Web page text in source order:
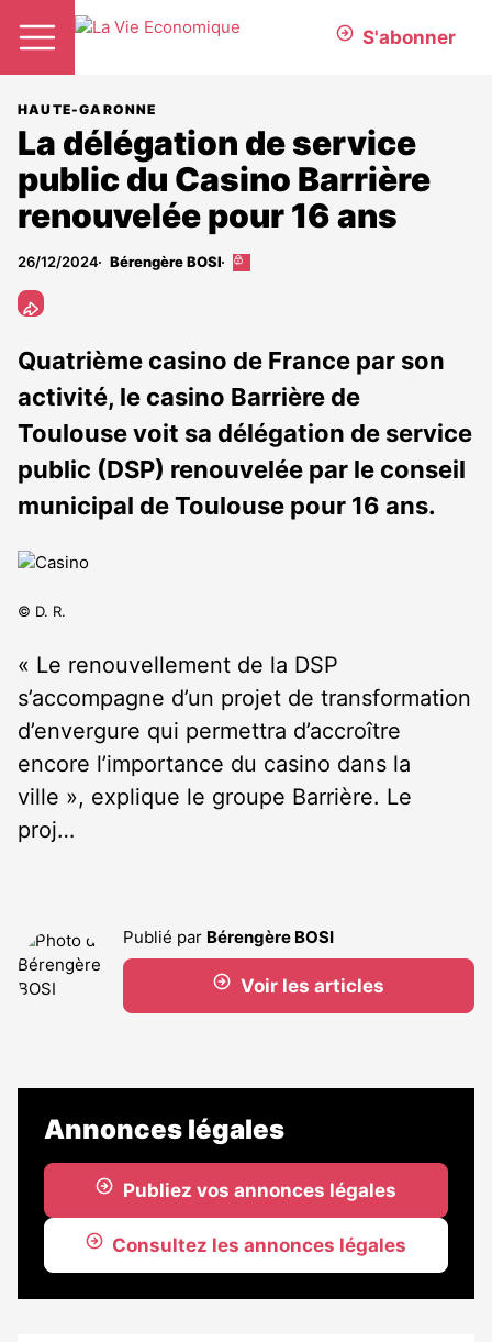
S'abonner
HAUTE-GARONNE
La délégation de service
public du Casino Barrière
renouvelée pour 16 ans
26/12/2024 Bérengère BOSI
Cet
abonnés
Quatrième casino de France par son
activité, le casino Barrière de
Toulouse voit sa délégation de service
public (DSP) renouvelée par le conseil
municipal de Toulouse pour 16 ans.
© D. R.
« Le renouvellement de la DSP
s’accompagne d’un projet de transformation
d’envergure qui permettra d’accroître
encore l’importance du casino dans la
ville », explique le groupe Barrière. Le
proj…
Publié par Bérengère BOSI
Voir les articles
Annonces légales
Publiez vos annonces légales
Consultez les annonces légales